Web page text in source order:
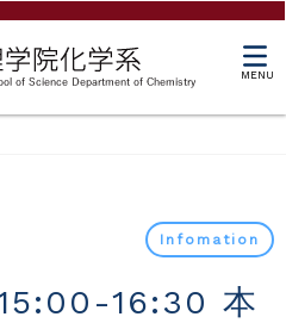
MENU
Infomation